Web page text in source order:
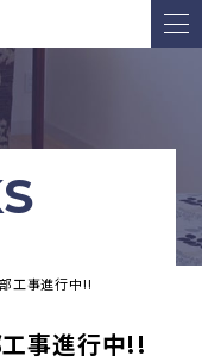
工事進行中!!
事進行中!!